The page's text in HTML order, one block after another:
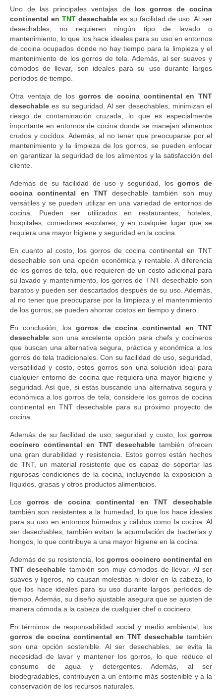
Uno de las principales ventajas de los gorros de cocina
continental en TNT desechable es su facilidad de uso. Al ser
desechables, no requieren ningún tipo de lavado o
mantenimiento, lo que los hace ideales para su uso en entornos
de cocina ocupados donde no hay tiempo para la limpieza y el
mantenimiento de los gorros de tela. Además, al ser suaves y
cómodos de llevar, son ideales para su uso durante largos
períodos de tiempo.
Otra ventaja de los gorros de cocina continental en TNT
desechable es su seguridad. Al ser desechables, minimizan el
riesgo de contaminación cruzada, lo que es especialmente
importante en entornos de cocina donde se manejan alimentos
crudos y cocidos. Además, al no tener que preocuparse por el
mantenimiento y la limpieza de los gorros, se pueden enfocar
en garantizar la seguridad de los alimentos y la satisfacción del
cliente.
Además de su facilidad de uso y seguridad, los gorros de
cocina continental en TNTdesechable también son muy
versátiles y se pueden utilizar en una variedad de entornos de
cocina. Pueden ser utilizados en restaurantes, hoteles,
hospitales, comedores escolares, y en cualquier lugar que se
requiera una mayor higiene y seguridad en la cocina.
En cuanto al costo, los gorros de cocina continental en TNT
desechable son una opción económica y rentable. A diferencia
de los gorros de tela, que requieren de un costo adicional para
su lavado y mantenimiento, los gorros de TNT desechable son
baratos y pueden ser descartados después de su uso. Además,
al no tener que preocuparse por la limpieza y el mantenimiento
de los gorros, se pueden ahorrar costos en tiempo y dinero.
En conclusión, los gorros de cocina continental en TNT
desechable son una excelente opción para chefs y cocineros
que buscan una alternativa segura, práctica y económica a los
gorros de tela tradicionales. Con su facilidad de uso, seguridad,
versatilidad y costo, estos gorros son una solución ideal para
cualquier entorno de cocina que requiera una mayor higiene y
seguridad. Así que, si estás buscando una alternativa segura y
económica a los gorros de tela, considere los gorros de cocina
continental en TNT desechable para su próximo proyecto de
cocina.
Además de su facilidad de uso, seguridad y costo, los gorros
cocinero continental en TNT desechable también ofrecen
una gran durabilidad y resistencia. Estos gorros están hechos
de TNT, un material resistente que es capaz de soportar las
rigurosas condiciones de la cocina, incluyendo la exposición a
líquidos, grasas y otros productos alimenticios.
Los gorros de cocina continental en TNT desechable
también son resistentes a la humedad, lo que los hace ideales
para su uso en entornos húmedos y cálidos como la cocina. Al
ser desechables, también evitan la acumulación de bacterias y
hongos, lo que contribuye a una mayor higiene en la cocina.
Además de su resistencia, los gorros cocinero continental en
TNT desechable también son muy cómodos de llevar. Al ser
suaves y ligeros, no causan molestias ni dolor en la cabeza, lo
que los hace ideales para su uso durante largos períodos de
tiempo. Además, su diseño ajustable asegura que se ajusten de
manera cómoda a la cabeza de cualquier chef o cocinero.
En términos de responsabilidad social y medio ambiental, los
gorros de cocina continental en TNT desechable también
son una opción sostenible. Al ser desechables, se evita la
necesidad de lavar y mantener los gorros, lo que reduce el
consumo de agua y detergentes. Además, al ser
biodegradables, contribuyen a un entorno más sostenible y a la
conservación de los recursos naturales.